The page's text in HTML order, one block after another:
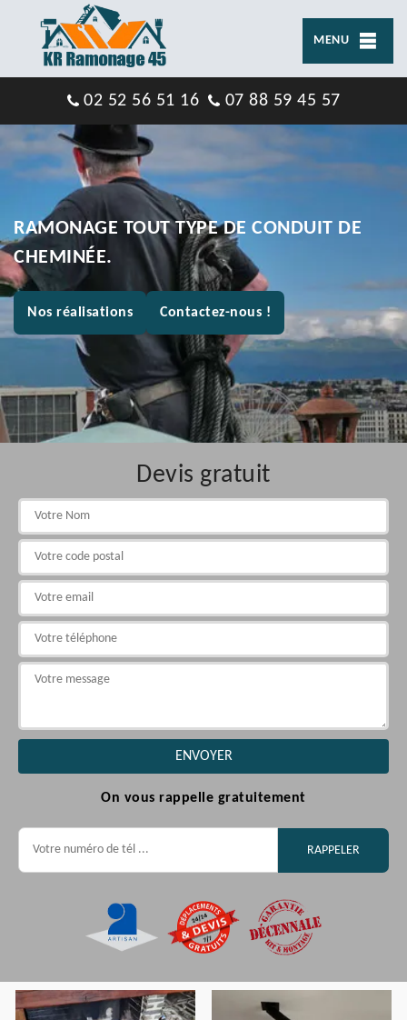
MENU
02 52 56 51 16 07 88 59 45 57
RAMONAGE TOUT TYPE DE CONDUIT DE
CHEMINÉE.
Nos réalisations Contactez-nous !
Devis gratuit
On vous rappelle gratuitement